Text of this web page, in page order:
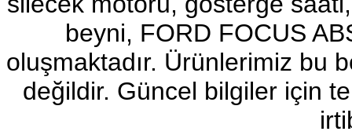
beyni
2017-2018 ford ranger abs
beyni, FORD FOCUS
oluşmaktadır. Ürünlerimiz bu
değildir. Güncel bilgiler için